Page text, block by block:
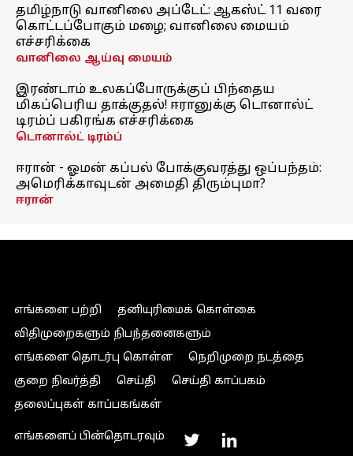
தமிழ்நாடு வானிலை அப்டேட்: ஆகஸ்ட் 11 வரை
கொட்டப்போகும் மழை; வானிலை மையம்
எச்சரிக்கை
வானிலை ஆய்வு மையம்
இரண்டாம் உலகப்போருக்குப் பிந்தைய
மிகப்பெரிய தாக்குதல்! ஈரானுக்கு டொனால்ட்
டிரம்ப் பகிரங்க எச்சரிக்கை
டொனால்ட் டிரம்ப்
ஈரான் - ஓமன் கப்பல் போக்குவரத்து ஒப்பந்தம்:
அமெரிக்காவுடன் அமைதி திரும்புமா?
ஈரான்
எங்களை பற்றி
தனியுரிமைக் கொள்கை
விதிமுறைகளும் நிபந்தனைகளும்
எங்களை தொடர்பு கொள்ள
நெறிமுறை நடத்தை
குறை நிவர்த்தி
செய்தி
செய்தி காப்பகம்
தலைப்புகள் காப்பகங்கள்
எங்களைப் பின்தொடரவும்